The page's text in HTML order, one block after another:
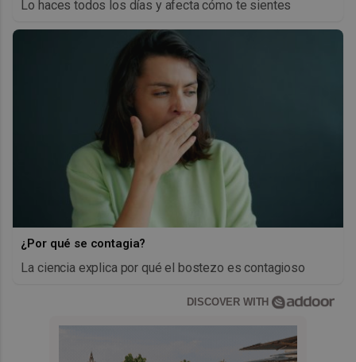
Lo haces todos los días y afecta cómo te sientes
¿Por qué se contagia?
La ciencia explica por qué el bostezo es contagioso
DISCOVER WITH